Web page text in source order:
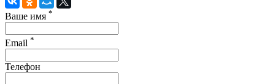
Ваше имя *
Email *
Телефон